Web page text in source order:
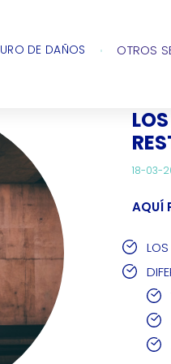
DE DAÑOS OTROS
Los coches de Km
18-03-
AQUÍ